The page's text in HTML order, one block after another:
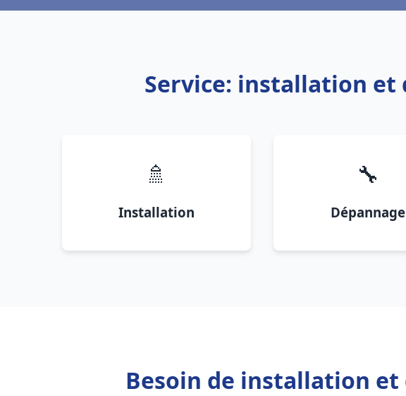
Service: installation et
🚿
Installation
🔧
Dépannage
Besoin de installation et